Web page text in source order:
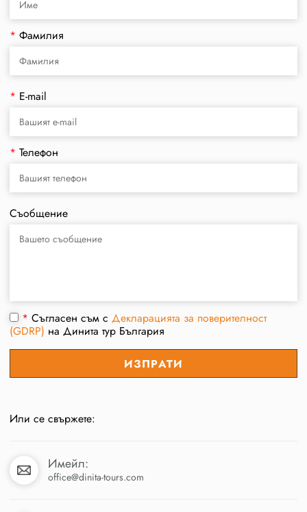
* Фамилия
* E-mail
* Телефон
Съобщение
*Съгласен съм сДекларацията за поверителност
(GDRP) на Динита тур България
Или се свържете:
Имейл:
office@dinita-tours.com